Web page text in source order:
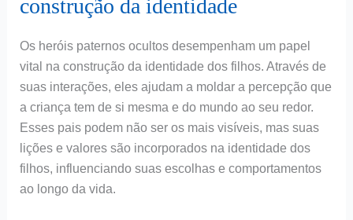
construção da identidade
Os heróis paternos ocultos desempenham um papel
vital na construção da identidade dos filhos. Através de
suas interações, eles ajudam a moldar a percepção que
a criança tem de si mesma e do mundo ao seu redor.
Esses pais podem não ser os mais visíveis, mas suas
lições e valores são incorporados na identidade dos
filhos, influenciando suas escolhas e comportamentos
ao longo da vida.